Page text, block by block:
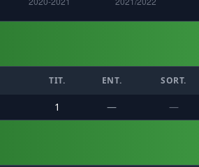
TIT. ENT. SORT.
1 — —